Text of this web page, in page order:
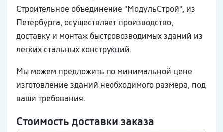
Строительное объединение "МодульСтрой", из
Петербурга, осуществляет производство,
доставку и монтаж быстровозводимых зданий из
легких стальных конструкций.
Мы можем предложить по минимальной цене
изготовление зданий необходимого размера, под
ваши требования.
Стоимость доставки заказа